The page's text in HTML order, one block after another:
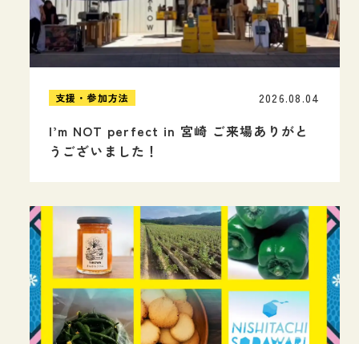
支援・参加方法
I’m NOT perfect in 宮崎 ご来場ありがと
うございました！
2026.08.04